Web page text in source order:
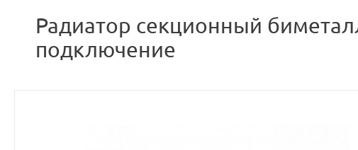
Радиатор секционный
подключение